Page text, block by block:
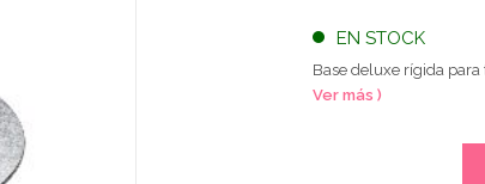
EN STOCK
Base deluxe rígida
Ver más )